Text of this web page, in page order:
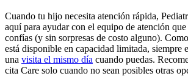
Cuando tu hijo necesita atención rápida,
aquí para ayudar con el equipo de atención
confías (y sin sorpresas de costo alguno).
está disponible en capacidad limitada, siempre
una visita el mismo día cuando puedas.
cita Care solo cuando no sean posibles otras